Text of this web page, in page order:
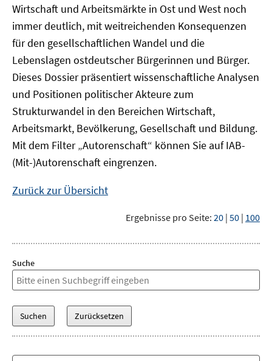
Wirtschaft und Arbeitsmärkte in Ost und West noch
immer deutlich, mit weitreichenden Konsequenzen
für den gesellschaftlichen Wandel und die
Lebenslagen ostdeutscher Bürgerinnen und Bürger.
Dieses Dossier präsentiert wissenschaftliche Analysen
und Positionen politischer Akteure zum
Strukturwandel in den Bereichen Wirtschaft,
Arbeitsmarkt, Bevölkerung, Gesellschaft und Bildung.
Mit dem Filter „Autorenschaft“ können Sie auf IAB-
(Mit-)Autorenschaft eingrenzen.
Zurück zur Übersicht
Ergebnisse pro Seite: 20 | 50 | 100
Suche